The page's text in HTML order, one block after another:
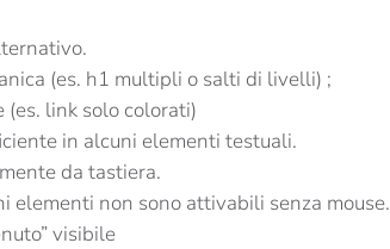
(es. h1 multipli o salti di livelli) ;
(es. link solo colorati)
in alcuni elementi testuali.
da tastiera.
elementi non sono attivabili senza mouse.
visibile